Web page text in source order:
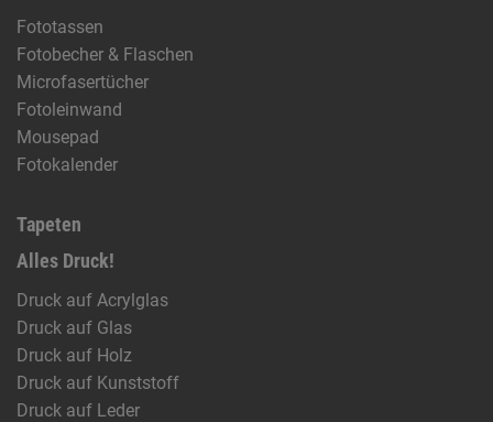
Fototassen
Fotobecher & Flaschen
Microfasertücher
Fotoleinwand
Mousepad
Fotokalender
Tapeten
Alles Druck!
Druck auf Acrylglas
Druck auf Glas
Druck auf Holz
Druck auf Kunststoff
Druck auf Leder